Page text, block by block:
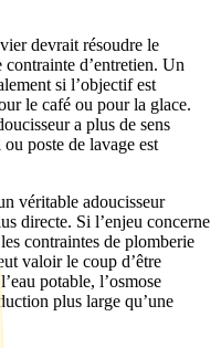
devrait résoudre le
contrainte d’entretien. Un
si l’objectif est
le café ou pour la glace.
a plus de sens
poste de lavage est
véritable adoucisseur
directe. Si l’enjeu concerne
contraintes de plomberie
valoir le coup d’être
potable, l’osmose
plus large qu’une